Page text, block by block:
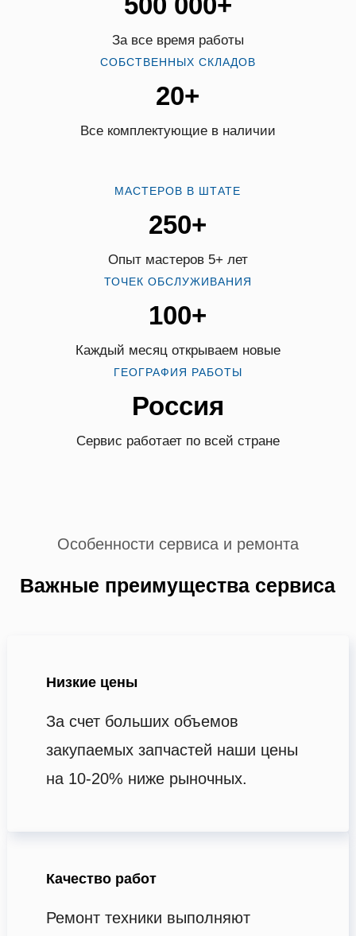
За все время работы
СОБСТВЕННЫХ СКЛАДОВ
20+
Все комплектующие в наличии
МАСТЕРОВ В ШТАТЕ
250+
Опыт мастеров 5+ лет
ТОЧЕК ОБСЛУЖИВАНИЯ
100+
Каждый месяц открываем новые
ГЕОГРАФИЯ РАБОТЫ
Россия
Сервис работает по всей стране
Особенности сервиса и ремонта
Важные преимущества сервиса
Низкие цены
За счет больших объемов
закупаемых запчастей наши цены
на 10-20% ниже рыночных.
Качество работ
Ремонт техники выполняют